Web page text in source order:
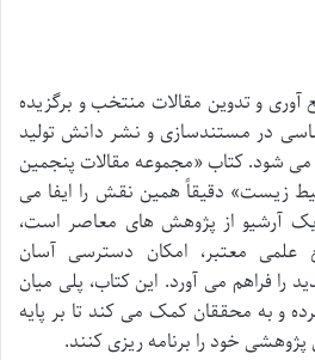
و تدوین مقالات منتخب و برگزیده
در مستندسازی و نشر دانش تولید
شود. کتاب «مجموعه مقالات پنجمین
زیست» دقیقاً همین نقش را ایفا می
یک آرشیو از پژوهش های معاصر است،
معتبر، امکان دسترسی آسان
را فراهم می آورد. این کتاب، پلی میان
و به محققان کمک می کند تا بر پایه
خود را برنامه ریزی کنند.